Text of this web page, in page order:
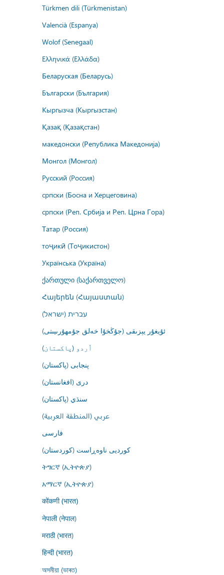
Türkmen dili (Türkmenistan)
Valencià (Espanya)
Wolof (Senegaal)
Ελληνικά (Ελλάδα)
Беларуская (Беларусь)
Български (България)
Кыргызча (Кыргызстан)
Қазақ (Қазақстан)
македонски (Република Македонија)
Монгол (Монгол)
Русский (Россия)
српски (Босна и Херцеговина)
српски (Реп. Србија и Реп. Црна Гора)
Татар (Россия)
тоҷикӣ (Тоҷикистон)
Українська (Україна)
ქართული (საქართველო)
Հայերեն (Հայաստան)
עברית (ישראל)
ئۇيغۇر يېزىقى (جۇڭخۇا خەلق جۇمھۇرىيىتى)
اُردو (پاکستان)
پنجابی (پاکستان)
درى (افغانستان)
سنڌي (پاکستان)
عربي (المنطقة العربية)
فارسى
کوردیی ناوەڕاست (کوردستان)
ትግርኛ (ኢትዮጵያ)
አማርኛ (ኢትዮጵያ)
कोंकणी (भारत)
नेपाली (नेपाल)
मराठी (भारत)
हिन्दी (भारत)
অসমীয়া (ভাৰত)